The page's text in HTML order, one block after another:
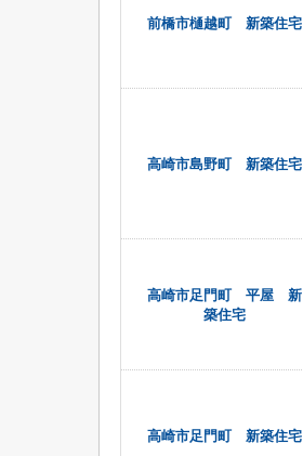
前橋市樋越町 新築住宅
高崎市島野町 新築住宅
高崎市足門町 平屋 新
築住宅
高崎市足門町 新築住宅